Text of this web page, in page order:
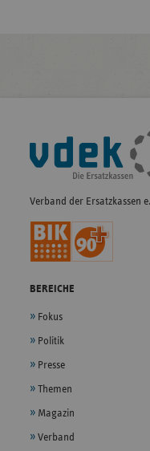
Fußleisten-
Navigation
Verband der Ersatzkassen
BEREICHE
Fokus
Politik
Presse
Themen
Magazin
Verband